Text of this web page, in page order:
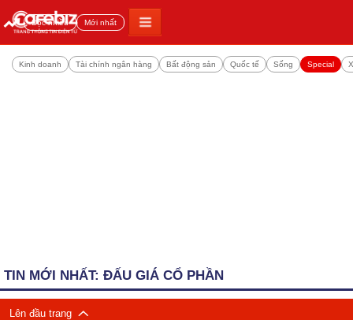
Đọc nhiều Mới nhất
Kinh doanh Tài chính ngân hàng Bất động sản Quốc tế Sống Special
TIN MỚI NHẤT: ĐẤU GIÁ CỔ PHẦN
Lên đầu trang